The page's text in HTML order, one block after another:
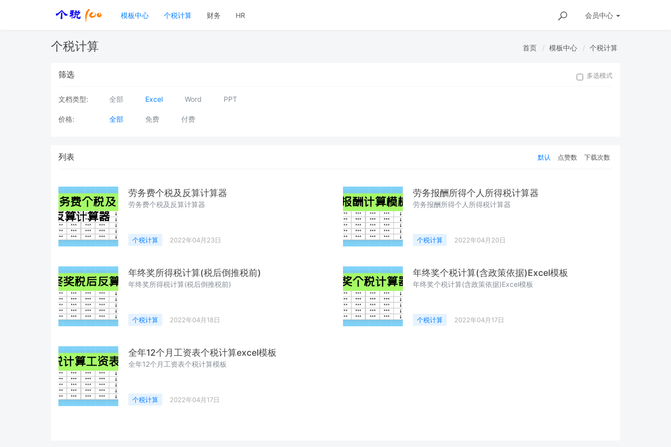
模板中心 个税计算 财务 HR 会员中心
个税计算 首页 模板中心 个税计算
筛选 多选模式
文档类型: 全部 Excel Word PPT
价格: 全部 免费 付费
列表 默认 点赞数 下载次数
劳务费个税及反算计算器
劳务费个税及反算计算器
个税计算 2022年04月23日
劳务报酬所得个人所得税计算器
劳务报酬所得个人所得税计算器
个税计算 2022年04月20日
年终奖所得税计算(税后倒推税前)
年终奖所得税计算(税后倒推税前)
个税计算 2022年04月18日
年终奖个税计算(含政策依据)Excel模板
年终奖个税计算(含政策依据)Excel模板
个税计算 2022年04月17日
全年12个月工资表个税计算excel模板
全年12个月工资表个税计算模板
个税计算 2022年04月17日